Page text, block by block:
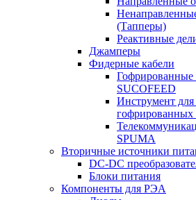
(Тапперы)
Реактивные
Джамперы
Фидерные кабели
Гофрированные
SUCOFEED
Инструмент для
гофрированных
SPUMA
Вторичные источники
DC-DC
Блоки питания
Компоненты для РЭА